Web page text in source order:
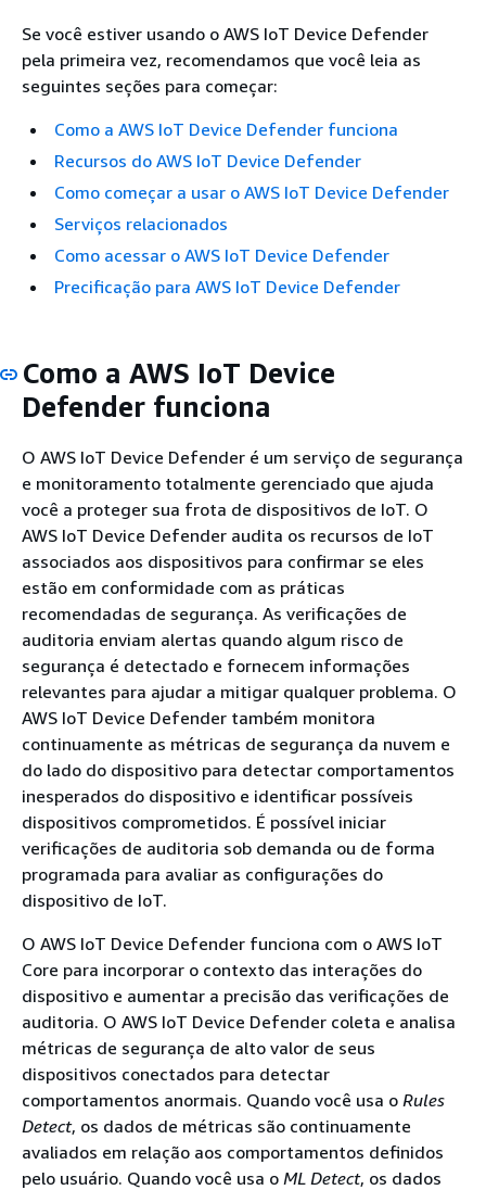
Se você estiver usando o AWS IoT Device Defender
pela primeira vez, recomendamos que você leia as
seguintes seções para começar:
Como a AWS IoT Device Defender funciona
Recursos do AWS IoT Device Defender
Como começar a usar o AWS IoT Device Defender
Serviços relacionados
Como acessar o AWS IoT Device Defender
Precificação para AWS IoT Device Defender
Como a AWS IoT Device
Defender funciona
O AWS IoT Device Defender é um serviço de segurança
e monitoramento totalmente gerenciado que ajuda
você a proteger sua frota de dispositivos de IoT. O
AWS IoT Device Defender audita os recursos de IoT
associados aos dispositivos para confirmar se eles
estão em conformidade com as práticas
recomendadas de segurança. As verificações de
auditoria enviam alertas quando algum risco de
segurança é detectado e fornecem informações
relevantes para ajudar a mitigar qualquer problema. O
AWS IoT Device Defender também monitora
continuamente as métricas de segurança da nuvem e
do lado do dispositivo para detectar comportamentos
inesperados do dispositivo e identificar possíveis
dispositivos comprometidos. É possível iniciar
verificações de auditoria sob demanda ou de forma
programada para avaliar as configurações do
dispositivo de IoT.
O AWS IoT Device Defender funciona com o AWS IoT
Core para incorporar o contexto das interações do
dispositivo e aumentar a precisão das verificações de
auditoria. O AWS IoT Device Defender coleta e analisa
métricas de segurança de alto valor de seus
dispositivos conectados para detectar
comportamentos anormais. Quando você usa o Rules
Detect, os dados de métricas são continuamente
avaliados em relação aos comportamentos definidos
pelo usuário. Quando você usa o ML Detect, os dados